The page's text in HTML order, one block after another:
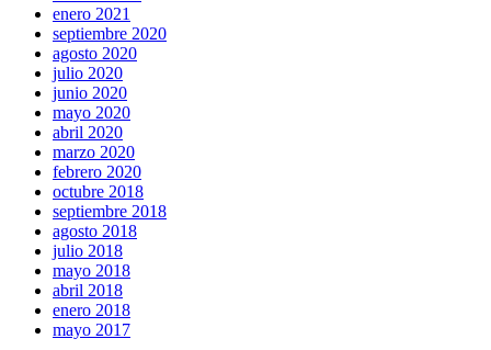
enero 2021
septiembre 2020
agosto 2020
julio 2020
junio 2020
mayo 2020
abril 2020
marzo 2020
febrero 2020
octubre 2018
septiembre 2018
agosto 2018
julio 2018
mayo 2018
abril 2018
enero 2018
mayo 2017